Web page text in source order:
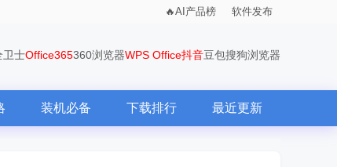
AI产品榜 软件发布
卫士Office365360浏览器WPS Office抖音豆包搜狗浏览器
装机必备 下载排行 最近更新